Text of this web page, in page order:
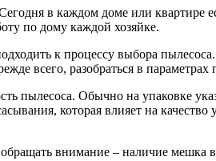
в каждом доме или квартире
по дому каждой хозяйке.
к процессу выбора
всего, разобраться в
пылесоса. Обычно на упаковке
которая влияет на
внимание – наличие